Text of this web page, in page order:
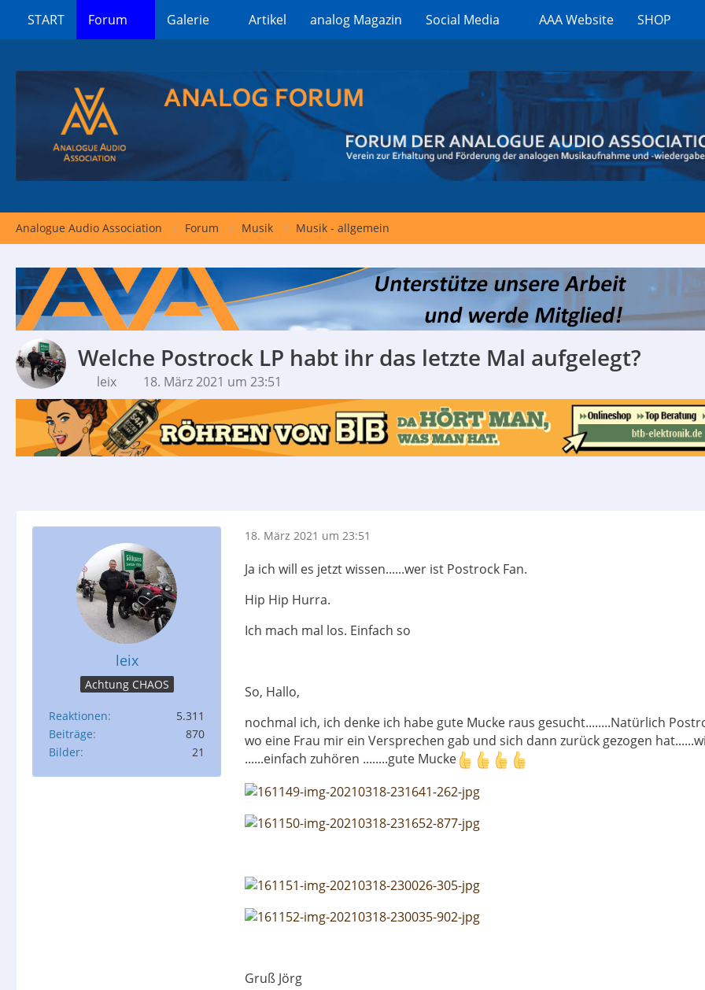
START Forum Galerie Artikel analog Magazin Social Media AAA Website SHOP
Analogue Audio Association Forum Musik Musik - allgemein
Welche Postrock LP habt ihr das letzte Mal aufgelegt?
leix 18. März 2021 um 23:51
leix
Achtung CHAOS
Reaktionen
5.311
Beiträge
870
Bilder
21
18. März 2021 um 23:51
Ja ich will es jetzt wissen......wer ist Postrock Fan.
Hip Hip Hurra.
Ich mach mal los. Einfach so
So, Hallo,
nochmal ich, ich denke ich habe gute Mucke raus gesucht........Natürlich
wo eine Frau mir ein Versprechen gab und sich dann zurück gezogen
......einfach zuhören ........gute Mucke
Gruß Jörg